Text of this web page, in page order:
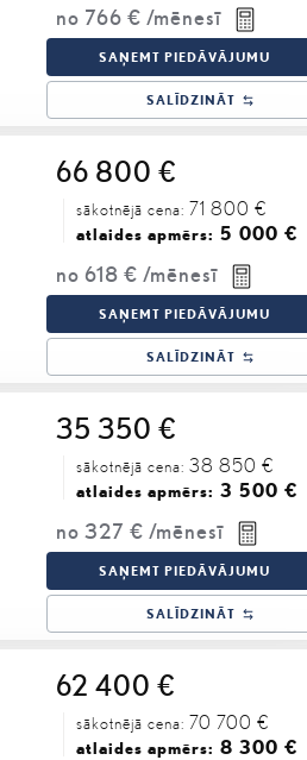
no 766 € /mēnesī
SAŅEMT PIEDĀVĀJUMU
SALĪDZINĀT
66 800 €
sākotnējā cena: 71 800 €
atlaides apmērs: 5 000 €
no 618 € /mēnesī
SAŅEMT PIEDĀVĀJUMU
SALĪDZINĀT
35 350 €
sākotnējā cena: 38 850 €
atlaides apmērs: 3 500 €
no 327 € /mēnesī
SAŅEMT PIEDĀVĀJUMU
SALĪDZINĀT
62 400 €
sākotnējā cena: 70 700 €
atlaides apmērs: 8 300 €